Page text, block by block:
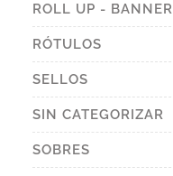
ROLL UP - BANNER
RÓTULOS
SELLOS
SIN CATEGORIZAR
SOBRES